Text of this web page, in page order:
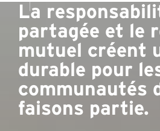
La
partagée et le
mutuel créent
durable pour
communautés
faisons partie.